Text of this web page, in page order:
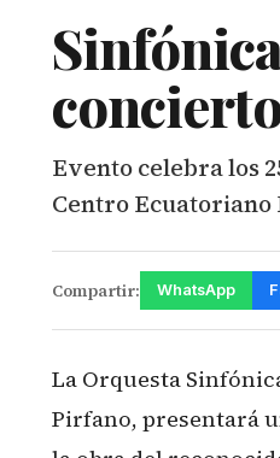
Evento celebra los
Centro Ecuatoriano
Compartir: WhatsApp
La Orquesta
Pirfano, presentará